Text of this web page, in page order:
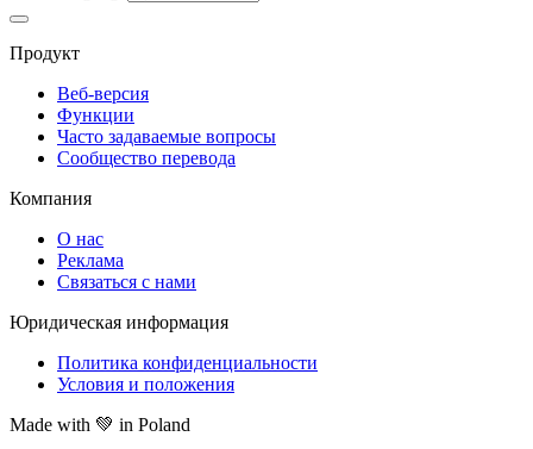
Продукт
Веб-версия
Функции
Часто задаваемые вопросы
Сообщество перевода
Компания
О нас
Реклама
Связаться с нами
Юридическая информация
Политика конфиденциальности
Условия и положения
Made with 💚 in Poland